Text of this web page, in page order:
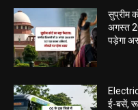
सुप्रीम
अगस्त
पड़ेगा
ई-बसें,